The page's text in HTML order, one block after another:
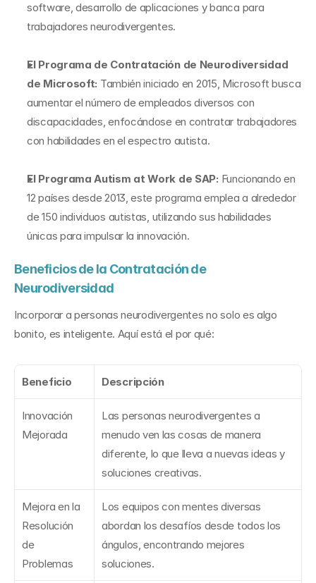
software, desarrollo de aplicaciones y banca para
trabajadores neurodivergentes.
El Programa de Contratación de Neurodiversidad
de Microsoft: También iniciado en 2015, Microsoft busca
aumentar el número de empleados diversos con
discapacidades, enfocándose en contratar trabajadores
con habilidades en el espectro autista.
El Programa Autism at Work de SAP: Funcionando en
12 países desde 2013, este programa emplea a alrededor
de 150 individuos autistas, utilizando sus habilidades
únicas para impulsar la innovación.
Beneficios de la Contratación de
Neurodiversidad
Incorporar a personas neurodivergentes no solo es algo
bonito, es inteligente. Aquí está el por qué:
Beneficio Descripción
Innovación
Mejorada
Las personas neurodivergentes a
menudo ven las cosas de manera
diferente, lo que lleva a nuevas ideas y
soluciones creativas.
Mejora en la
Resolución
de
Problemas
Los equipos con mentes diversas
abordan los desafíos desde todos los
ángulos, encontrando mejores
soluciones.